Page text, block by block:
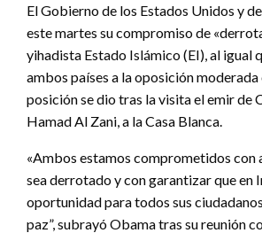
El Gobierno de los Estados Unidos y
este martes su compromiso de
yihadista Estado Islámico (EI), al igual
ambos países a la oposición moderada
posición se dio tras la visita el emir de
Hamad Al Zani, a la Casa Blanca.
«Ambos estamos comprometidos con
sea derrotado y con garantizar que en
oportunidad para todos sus
paz”, subrayó Obama tras su reunión